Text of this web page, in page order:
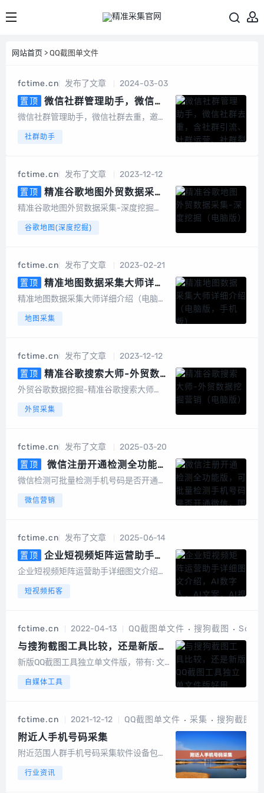
网站首页 > QQ截图单文件
fctime.cn 发布了文章
2024-03-03
置顶
微信社群管理助手，微信社
群去重，含社群引流、社群运营、
自动回复、清理僵尸粉等等智能功
微信社群管理助手，微信社群去重，邀请
端开发的群管辅助软件，为团队及企业提
开。2、另外，也有企微版必销客，企销
客可以...
社群助手
fctime.cn 发布了文章
2023-12-12
置顶
精准谷歌地图外贸数据采集-
深度挖掘（电脑版）
精准谷歌地图外贸数据采集-深度挖掘
基于谷歌地图数据采集的软件，可以采集
词采集、一键采集邮箱、一键导出、数据
去重等，更...
谷歌地图(深度挖掘)
fctime.cn 发布了文章
2023-02-21
置顶
精准地图数据采集大师详细
介绍（电脑版，手机版）
精准地图数据采集大师详细介绍（电脑
精准地图数据采集大师安卓手机版是一款
地图采集
fctime.cn 发布了文章
2023-12-12
置顶
精准谷歌搜索大师-外贸数据
挖掘营销（电脑版）
外贸谷歌数据挖掘-精准谷歌搜索大师
以google搜索引擎作为基础进行智能数据
acebook、linkin、twitt...
外贸采集
fctime.cn 发布了文章
2025-03-20
置顶
微信注册开通检测全功能
版，可批量检测手机号码是否开通
筛选，国外号码，微信号QQ号等
微信检测可批量检测手机号码是否开通微
微信号QQ号等多种号码格式用户批量上传
来，高速筛选、精准无痕，有效降低运营
成本节...
微信营销
fctime.cn 发布了文章
2025-06-14
置顶
企业短视频矩阵运营助手详
细图文介绍，AI数字人，AI文案，
企业短视频矩阵运营助手详细图文介绍算
积分，1元100积分以数字人克隆为例短视
务管理图文矩阵管理UGC裂变码多模式视
频...
短视频拓客
fctime.cn 2022-04-13 QQ截图单文件 搜狗截图
与搜狗截图工具比较，还是新版
QQ截图工具独立单文件版好用
新版QQ截图工具独立单文件版，带有: 文
系统原因，QQ一直登陆中，无法登陆，并
截图工具简直好用到爆。QQ截图工具序...
自媒体工具
fctime.cn 2021-12-12 QQ截图单文件 采集 搜狗截图
附近人手机号码采集
附近范围人群手机号码采集软件设备包含
附近范围500米到2公里内陌生人群正常开
行业资讯